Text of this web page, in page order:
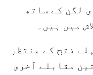
لگن کے ساتھ
میں ہیں۔
فتح کے منتظر
مقابلے آخری